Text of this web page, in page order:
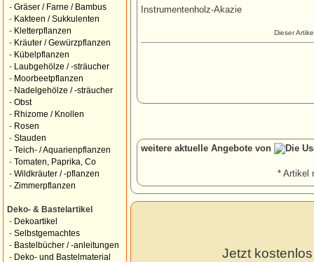
- Gräser / Farne / Bambus
- Kakteen / Sukkulenten
- Kletterpflanzen
- Kräuter / Gewürzpflanzen
- Kübelpflanzen
-
Laubgehölze / -sträucher
- Moorbeetpflanzen
- Nadelgehölze / -sträucher
- Obst
- Rhizome / Knollen
- Rosen
- Stauden
- Teich- / Aquarienpflanzen
- Tomaten, Paprika, Co
- Wildkräuter / -pflanzen
- Zimmerpflanzen
Deko- & Bastelartikel
- Dekoartikel
- Selbstgemachtes
- Bastelbücher / -anleitungen
- Deko- und Bastelmaterial
Instrumentenholz-Akazie
Dieser
weitere aktuelle Angebote von
* Artikel
Jetzt